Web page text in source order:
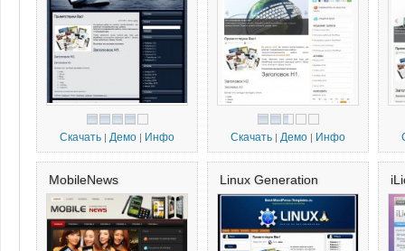
Скачать | Демо | Инфо Скачать | Демо | Инфо
MobileNews Linux Generation